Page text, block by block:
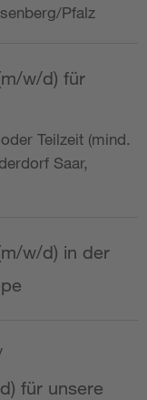
Pfalz
w/d) für
Teilzeit (mind.
Saar,
w/d) in der
für unsere